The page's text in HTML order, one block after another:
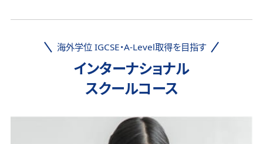
海外学位 IGCSE・A-Level取得を目指す
インターナショナル
スクールコース